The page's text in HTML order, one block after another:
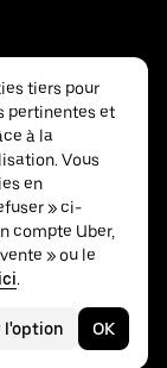
tiers pour
pertinentes et
à la
Vous
en
» ci-
compte Uber,
» ou le
ici.
l'option OK